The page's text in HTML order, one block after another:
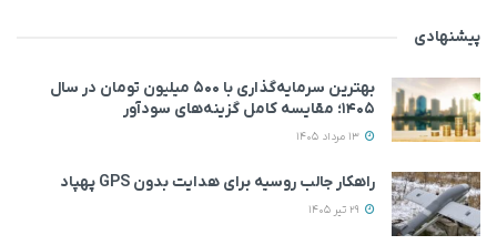
پیشنهادی
بهترین سرمایه‌گذاری با ۵۰۰ میلیون تومان در سال
۱۴۰۵؛ مقایسه کامل گزینه‌های سودآور
راهکار جالب روسیه برای هدایت بدون GPS پهپاد